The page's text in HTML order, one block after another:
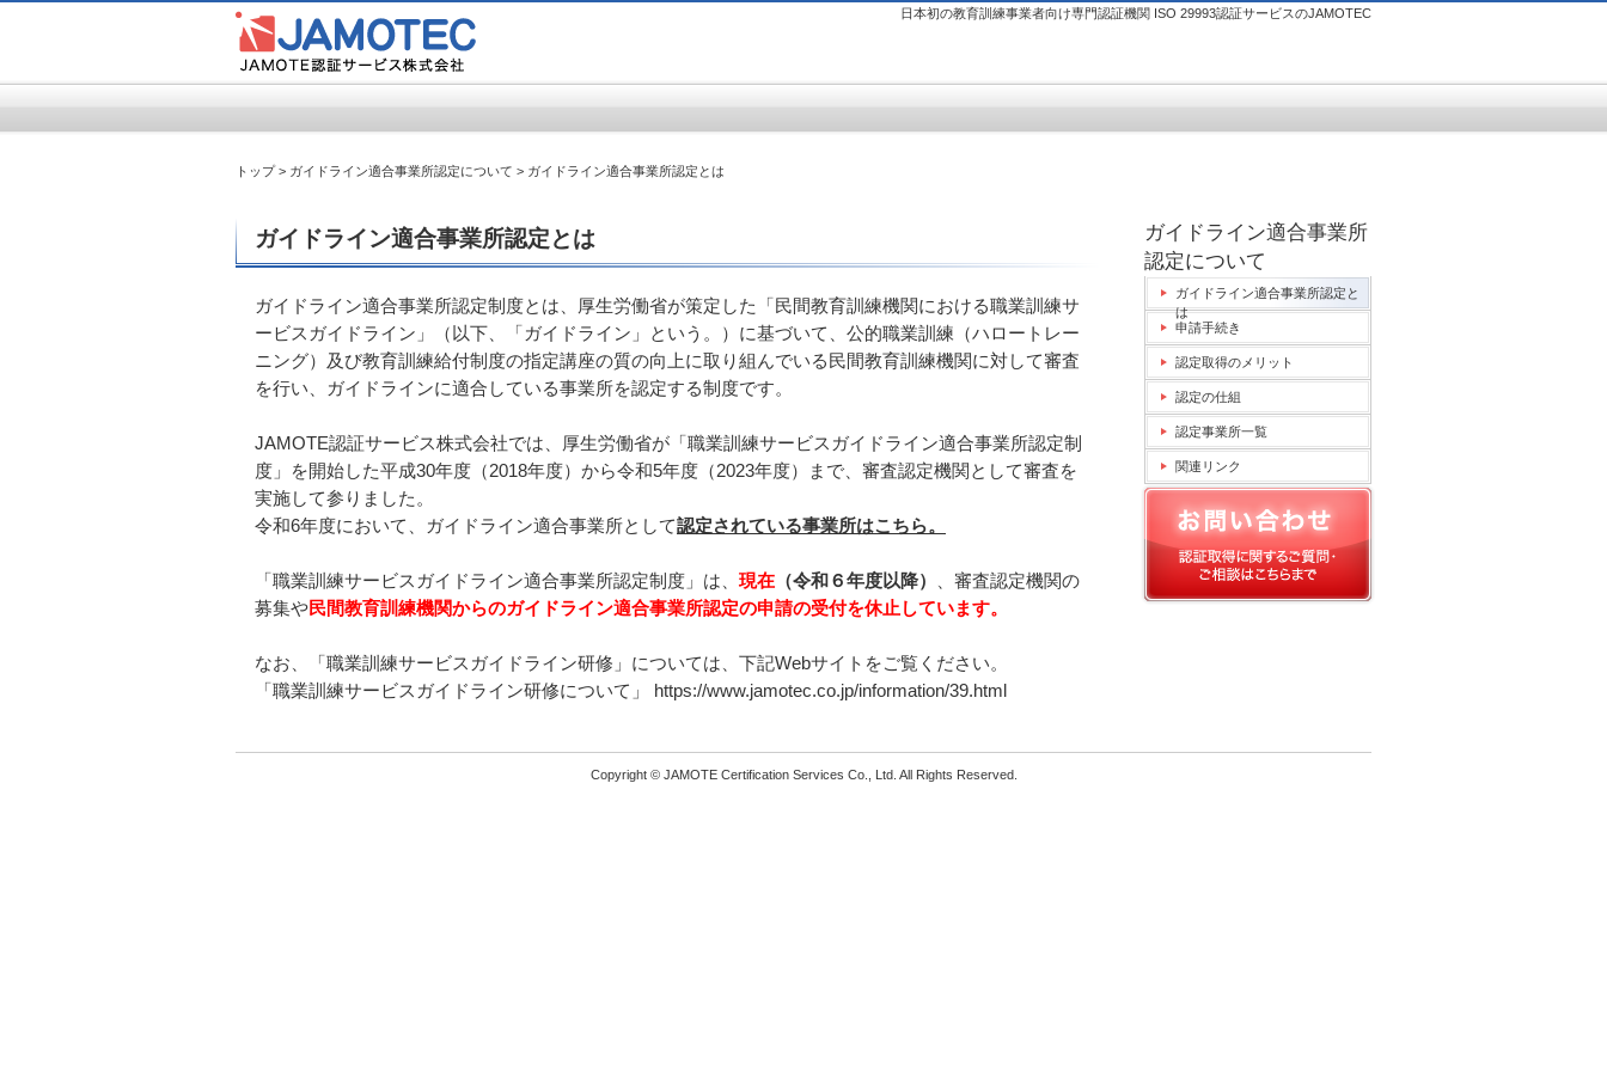
日本初の教育訓練事業者向け専門認証機関 ISO 29993認証サービスのJAMOTEC
トップ> ガイドライン適合事業所認定について > ガイドライン適合事業所認定とは
ガイドライン適合事業所認定とは
ガイドライン適合事業所認定制度とは、厚生労働省が策定した「民間教育訓練機関における職業訓練サ
ービスガイドライン」（以下、「ガイドライン」という。）に基づいて、公的職業訓練（ハロートレー
ニング）及び教育訓練給付制度の指定講座の質の向上に取り組んでいる民間教育訓練機関に対して審査
を行い、ガイドラインに適合している事業所を認定する制度です。
JAMOTE認証サービス株式会社では、厚生労働省が「職業訓練サービスガイドライン適合事業所認定制
度」を開始した平成30年度（2018年度）から令和5年度（2023年度）まで、審査認定機関として審査を
実施して参りました。
令和6年度において、ガイドライン適合事業所として認定されている事業所はこちら。
「職業訓練サービスガイドライン適合事業所認定制度」は、 現在 （令和６年度以降）
、審査認定機関の
募集や民間教育訓練機関からのガイドライン適合事業所認定の申請の受付を休止しています。
なお、「職業訓練サービスガイドライン研修」については、下記Webサイトをご覧ください。
「職業訓練サービスガイドライン研修について」 https://www.jamotec.co.jp/information/39.html
ガイドライン適合事業所
認定について
ガイドライン適合事業所認定と
は
申請手続き
認定取得のメリット
認定の仕組
認定事業所一覧
関連リンク
Copyright © JAMOTE Certification Services Co., Ltd. All Rights Reserved.